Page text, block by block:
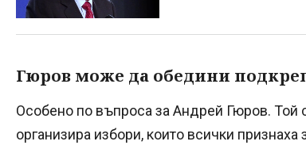
Гюров може да обедини
Особено по въпроса за Андрей Гюров. Той
организира избори, които всички